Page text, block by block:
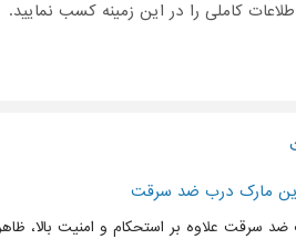
کاملی را در این زمینه کسب نمایید.
مارک درب ضد سرقت
سرقت علاوه بر استحکام و امنیت بالا،